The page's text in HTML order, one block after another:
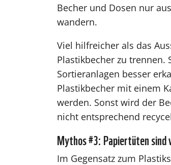
Becher und Dosen nur
wandern.
Viel hilfreicher als das
Plastikbecher zu trennen.
Sortieranlagen besser
Plastikbecher mit einem
werden. Sonst wird der
nicht entsprechend
Mythos #3: Papiertüten
Im Gegensatz zum